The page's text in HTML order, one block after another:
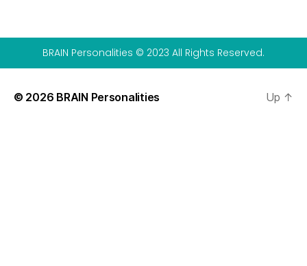
BRAIN Personalities © 2023 All Rights Reserved.
© 2026 BRAIN Personalities Up ↑